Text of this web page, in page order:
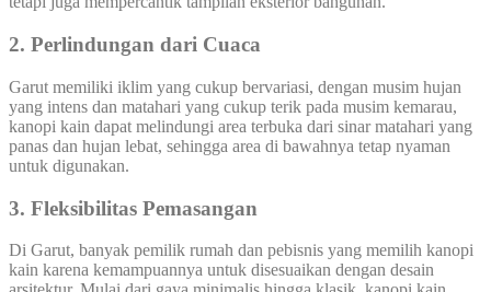
2. Perlindungan dari Cuaca
Garut memiliki iklim yang cukup bervariasi, dengan musim hujan
yang intens dan matahari yang cukup terik pada musim kemarau,
kanopi kain dapat melindungi area terbuka dari sinar matahari yang
panas dan hujan lebat, sehingga area di bawahnya tetap nyaman
untuk digunakan.
3. Fleksibilitas Pemasangan
Di Garut, banyak pemilik rumah dan pebisnis yang memilih kanopi
kain karena kemampuannya untuk disesuaikan dengan desain